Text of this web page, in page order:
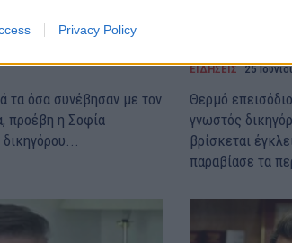
Privacy Policy
Δεν ήταν η κακιά η
τα όσα συνέβησαν με τον
προέβη η Σοφία
Λύτρας:
ΕΙΔΗΣΕΙΣ 25
Θερμό
γνωστός
βρίσκεται
παραβίασε τα